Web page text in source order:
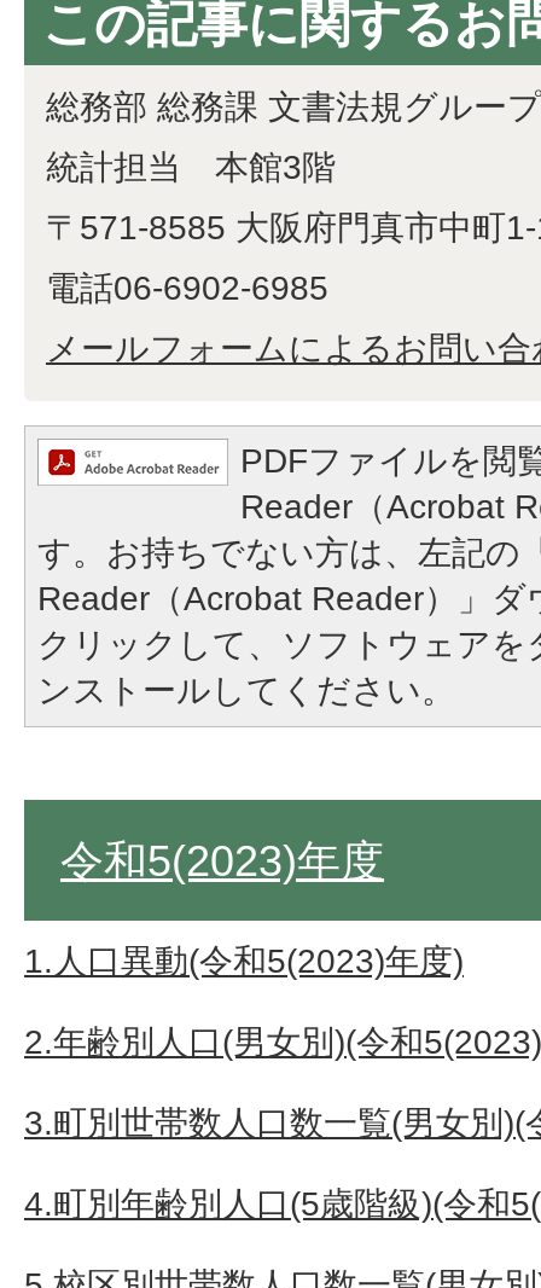
この記事に関するお
総務部 総務課 文書法規グループ
統計担当 本館3階
〒571-8585 大阪府門真市中町
電話06-6902-6985
メールフォームによるお問い合
PDFファイルを閲
Reader（Acrobat
す。お持ちでない方は、左記の
Reader（Acrobat Reader）」
クリックして、ソフトウェア
ンストールしてください。
令和5(2023)年度
1.人口異動(令和5(2023)年度)
2.年齢別人口(男女別)(令和
3.町別世帯数人口数一覧(男女別)(
4.町別年齢別人口(5歳階級)(令和